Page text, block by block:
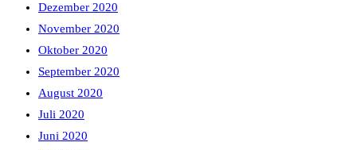
Dezember 2020
November 2020
Oktober 2020
September 2020
August 2020
Juli 2020
Juni 2020